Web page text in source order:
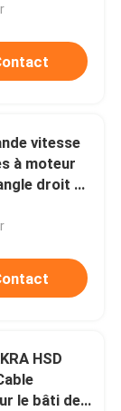
vitesse
à moteur
droit de
HSD
le bâti de